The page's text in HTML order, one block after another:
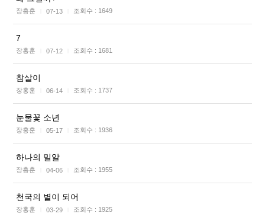
장홍훈 07-13 조회수 : 1649
7
장홍훈 07-12 조회수 : 1681
참살이
장홍훈 06-14 조회수 : 1737
눈물꽃 소년
장홍훈 05-17 조회수 : 1936
하나의 밀알
장홍훈 04-06 조회수 : 1955
천국의 별이 되어
장홍훈 03-29 조회수 : 1925